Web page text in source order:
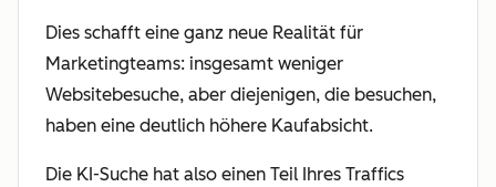
Dies schafft eine ganz neue Realität für
Marketingteams: insgesamt weniger
Websitebesuche, aber diejenigen, die besuchen,
haben eine deutlich höhere Kaufabsicht.
Die KI-Suche hat also einen Teil Ihres Traffics